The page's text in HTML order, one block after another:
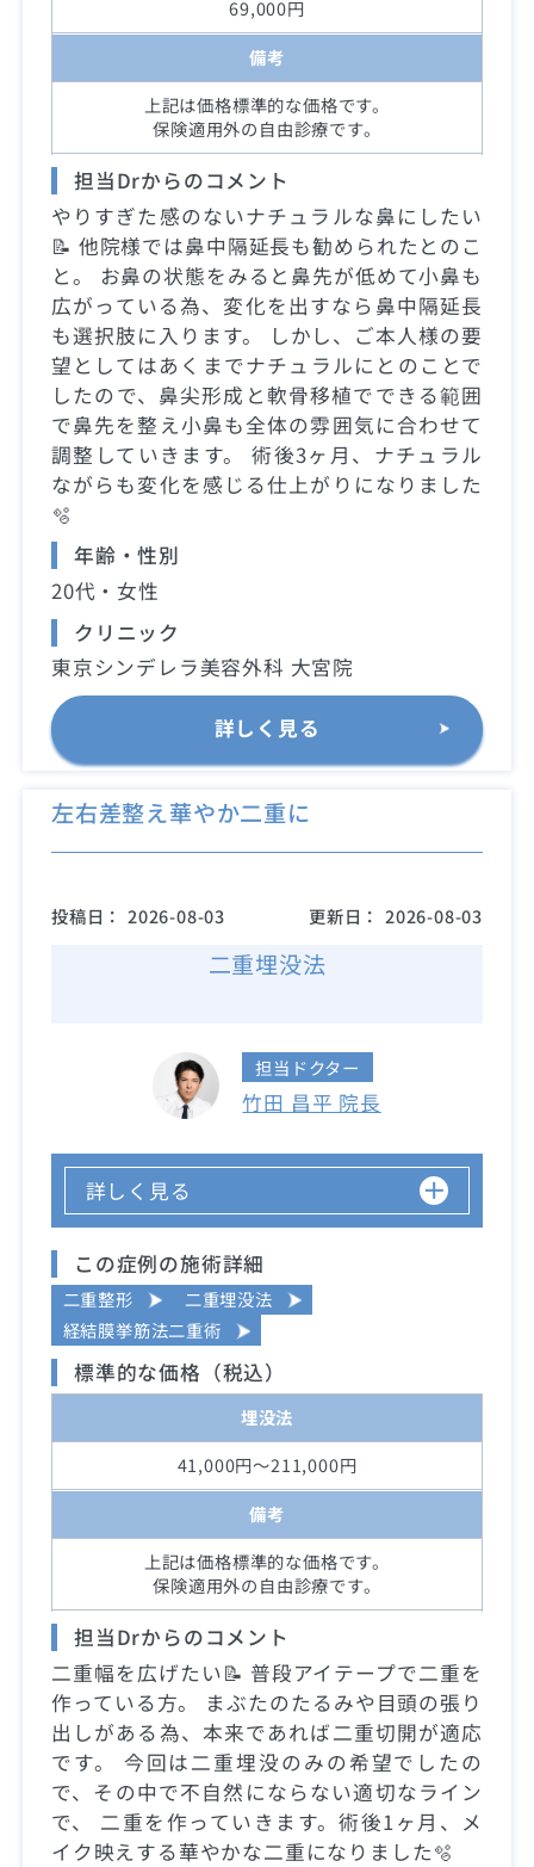
69,000円
備考
上記は価格標準的な価格です。
保険適用外の自由診療です。
担当Drからのコメント
やりすぎた感のないナチュラルな鼻にしたい
📝 他院様では鼻中隔延長も勧められたとのこ
と。 お鼻の状態をみると鼻先が低めて小鼻も
広がっている為、変化を出すなら鼻中隔延長
も選択肢に入ります。 しかし、ご本人様の要
望としてはあくまでナチュラルにとのことで
したので、鼻尖形成と軟骨移植でできる範囲
で鼻先を整え小鼻も全体の雰囲気に合わせて
調整していきます。 術後3ヶ月、ナチュラル
ながらも変化を感じる仕上がりになりました
🫧
年齢・性別
20代・女性
クリニック
東京シンデレラ美容外科 大宮院
詳しく見る
左右差整え華やか二重に
投稿日： 2026-08-03 更新日： 2026-08-03
二重埋没法
担当ドクター
竹田 昌平 院長
詳しく見る
この症例の施術詳細
二重整形
二重埋没法
経結膜挙筋法二重術
標準的な価格（税込）
埋没法
41,000円～211,000円
備考
上記は価格標準的な価格です。
保険適用外の自由診療です。
担当Drからのコメント
二重幅を広げたい📝 普段アイテープで二重を
作っている方。 まぶたのたるみや目頭の張り
出しがある為、本来であれば二重切開が適応
です。 今回は二重埋没のみの希望でしたの
で、その中で不自然にならない適切なライン
で、 二重を作っていきます。術後1ヶ月、メ
イク映えする華やかな二重になりました🫧